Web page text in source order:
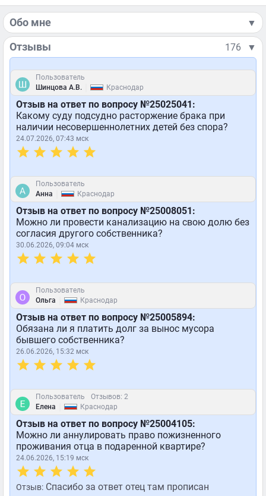
Обо мне ▼
Отзывы 176 ▼
Пользователь
Шинцова А.В.
Краснодар
Отзыв на ответ по вопросу №25025041:
Какому суду подсудно расторжение брака при
наличии несовершеннолетних детей без спора?
24.07.2026, 07:43 мск
Пользователь
Анна
Краснодар
Отзыв на ответ по вопросу №25008051:
Можно ли провести канализацию на свою долю без
согласия другого собственника?
30.06.2026, 09:04 мск
Пользователь
Ольга
Краснодар
Отзыв на ответ по вопросу №25005894:
Обязана ли я платить долг за вынос мусора
бывшего собственника?
26.06.2026, 15:32 мск
Пользователь
Отзывов: 2
Елена
Краснодар
Отзыв на ответ по вопросу №25004105:
Можно ли аннулировать право пожизненного
проживания отца в подаренной квартире?
24.06.2026, 15:19 мск
Отзыв: Спасибо за ответ отец там прописан